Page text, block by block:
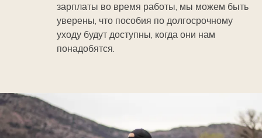
зарплаты во время работы, мы можем быть
уверены, что пособия по долгосрочному
уходу будут доступны, когда они нам
понадобятся.
Image